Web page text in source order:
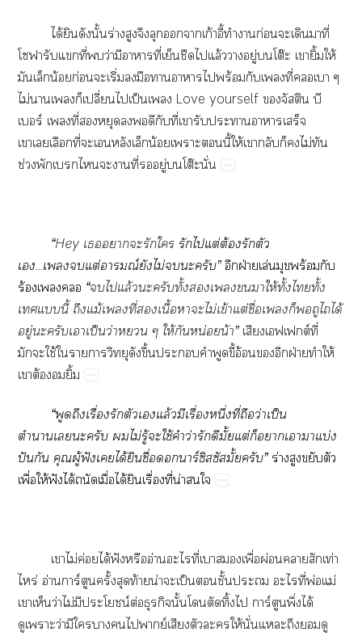
ได้ยินดังนั้นร่างสูงจึงลุกาเก้าอี้ทำาก่อนะเดินมาที่
โฟารับแที่ว่ามีาาที่เย็นชืดไแล้วาอยู่โต๊ะ เายิ้มให้
มันเล็กน้อยก่อนะเริ่มมือาาาไพร้อมกับเที่เา ๆ
ไม่าเก็เปลี่ยนไเป็นเ Love yourself จัสติน บี
เบอร์ เที่หยุดดีกับที่เารับะาาาเสร็จ
เาเเลือกที่ะเอนหลังเล็กน้อยเาะนี้ให้เากลับก็ไม่ทัน
ช่วงพักเไะาที่อยู่โต๊ะนั่น
“Hey เาะรักใ รักไแต่ต้องรักตัว
เ...เแต่อารมณ์ยังไม่ะครับ”อีกฝ่ายเล่นมุขพร้อมกับ
ร้องเ “ไแล้วะครับทั้งเาให้ทั้งไทั้ง
เแนี้ ถึงแม้เที่เนื้อาะไม่เข้าแต่ชื่อเก็ถูไถได้
อยู่ะครับเาเป็นว่า ๆ ให้กันหน่อยน้า”เสียงเฟเต์ที่
มักะใช้ใาาวิทยุดังขึ้นะคำพูดขี้อ้อนอีกฝ่ายทำให้
เาต้องยิ้ม
“พูดถึงเรื่องรักตัวเแล้วมีเรื่องหนึ่งที่ถือว่าเป็น
ตำาเะครับ ไม่รู้ะใช้คำว่ารักดีมั้ยแต่ก็าเาาแบ่ง
ปันกัน คุณผู้ฟังเได้ยินชื่อาร์ซิสซัสมั้ยครับ”ร่างสูงขยับตัว
เพื่อให้ฟังได้ถนัดเมื่อได้ยินเรื่องที่น่าใ
เาไม่ค่อยได้ฟังหรืออ่านะไที่เาเพื่อผ่อนาสักเท่า
ไหร่ อ่านการ์ตูนครั้งสุดท้ายน่าะเป็นชั้นะ ะไที่พ่อแม่
เาเห็นว่าไม่มีประโยชน์ต่อธุรกิจนั้นโตัดทิ้งไ การ์ตูนพึ่งได้
ดูเาะว่ามีใาไพากย์เสียงตัวะให้นั่นแะถึงดู